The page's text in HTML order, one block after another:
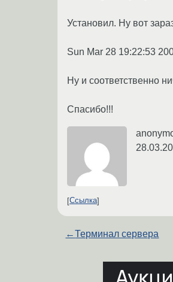
Установил. Ну вот
Sun Mar 28 19:22:53
Ну и соответственно
Спасибо!!!
Ссылка
←Терминал сервера